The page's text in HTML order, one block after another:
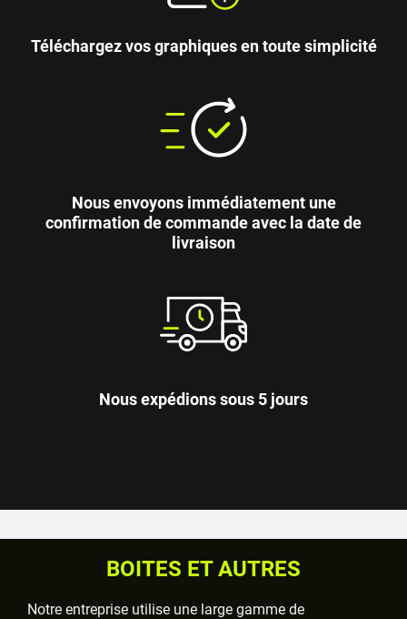
Téléchargez vos graphiques en toute simplicité
Nous envoyons immédiatement une
confirmation de commande avec la date de
livraison
Nous expédions sous 5 jours
BOITES ET AUTRES
Notre entreprise utilise une large gamme de